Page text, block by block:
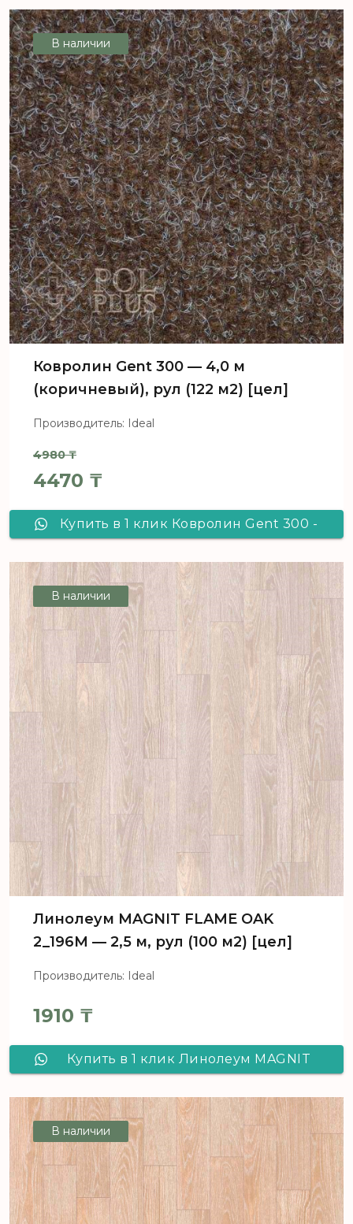
м2) [цел]
В наличии
Ковролин Gent 300 — 4,0 м
(коричневый), рул (122 м2) [цел]
Производитель: Ideal
4980₸
Первоначальная цена
4470 ₸
Текущая цена: 4470 ₸.
Купить в 1 клик Ковролин Gent 300 -
[цел]
В наличии
Линолеум MAGNIT FLAME OAK
2_196M — 2,5 м, рул (100 м2) [цел]
Производитель: Ideal
1910 ₸
Купить в 1 клик Линолеум MAGNIT
м2) [цел]
В наличии